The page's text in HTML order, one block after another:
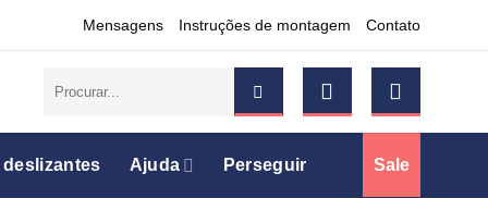
Mensagens Instruções de montagem Contato
por:
Ajuda Perseguir Sale